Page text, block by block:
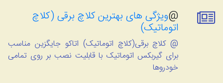
@ویژگی های بهترین کلاچ برقی (کلاچ
اتوماتیک)
@ کلاچ برقی(کلاچ اتوماتیک) اتاکو جایگزین مناسب
برای گیربکس اتوماتیک با قابلیت نصب بر روی تمامی
خودروها